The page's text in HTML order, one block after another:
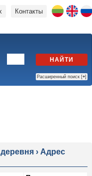
Контакты
НАЙТИ
Расширенный поиск [+]
› Адрес